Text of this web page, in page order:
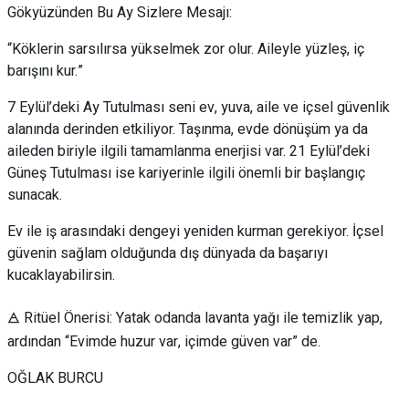
Gökyüzünden Bu Ay Sizlere Mesajı:
“Köklerin sarsılırsa yükselmek zor olur. Aileyle yüzleş, iç
barışını kur.”
7 Eylül’deki Ay Tutulması seni ev, yuva, aile ve içsel güvenlik
alanında derinden etkiliyor. Taşınma, evde dönüşüm ya da
aileden biriyle ilgili tamamlanma enerjisi var. 21 Eylül’deki
Güneş Tutulması ise kariyerinle ilgili önemli bir başlangıç
sunacak.
Ev ile iş arasındaki dengeyi yeniden kurman gerekiyor. İçsel
güvenin sağlam olduğunda dış dünyada da başarıyı
kucaklayabilirsin.
🜁 Ritüel Önerisi: Yatak odanda lavanta yağı ile temizlik yap,
ardından “Evimde huzur var, içimde güven var” de.
OĞLAK BURCU